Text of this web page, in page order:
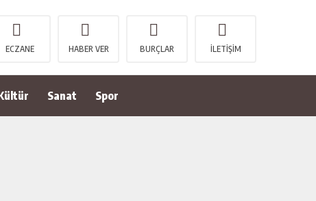
ECZANE HABER VER BURÇLAR İLETİŞİM
Sanat Spor